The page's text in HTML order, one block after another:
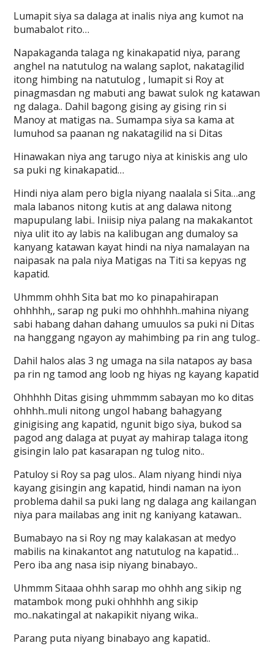
Lumapit siya sa dalaga at inalis niya ang kumot na
bumabalot rito…
Napakaganda talaga ng kinakapatid niya, parang
anghel na natutulog na walang saplot, nakatagilid
itong himbing na natutulog , lumapit si Roy at
pinagmasdan ng mabuti ang bawat sulok ng katawan
ng dalaga.. Dahil bagong gising ay gising rin si
Manoy at matigas na.. Sumampa siya sa kama at
lumuhod sa paanan ng nakatagilid na si Ditas
Hinawakan niya ang tarugo niya at kiniskis ang ulo
sa puki ng kinakapatid…
Hindi niya alam pero bigla niyang naalala si Sita…ang
mala labanos nitong kutis at ang dalawa nitong
mapupulang labi.. Iniisip niya palang na makakantot
niya ulit ito ay labis na kalibugan ang dumaloy sa
kanyang katawan kayat hindi na niya namalayan na
naipasak na pala niya Matigas na Titi sa kepyas ng
kapatid.
Uhmmm ohhh Sita bat mo ko pinapahirapan
ohhhhh,, sarap ng puki mo ohhhhh..mahina niyang
sabi habang dahan dahang umuulos sa puki ni Ditas
na hanggang ngayon ay mahimbing pa rin ang tulog..
Dahil halos alas 3 ng umaga na sila natapos ay basa
pa rin ng tamod ang loob ng hiyas ng kayang kapatid
Ohhhhh Ditas gising uhmmmm sabayan mo ko ditas
ohhhh..muli nitong ungol habang bahagyang
ginigising ang kapatid, ngunit bigo siya, bukod sa
pagod ang dalaga at puyat ay mahirap talaga itong
gisingin lalo pat kasarapan ng tulog nito..
Patuloy si Roy sa pag ulos.. Alam niyang hindi niya
kayang gisingin ang kapatid, hindi naman na iyon
problema dahil sa puki lang ng dalaga ang kailangan
niya para mailabas ang init ng kaniyang katawan..
Bumabayo na si Roy ng may kalakasan at medyo
mabilis na kinakantot ang natutulog na kapatid…
Pero iba ang nasa isip niyang binabayo..
Uhmmm Sitaaa ohhh sarap mo ohhh ang sikip ng
matambok mong puki ohhhhh ang sikip
mo..nakatingal at nakapikit niyang wika..
Parang puta niyang binabayo ang kapatid..